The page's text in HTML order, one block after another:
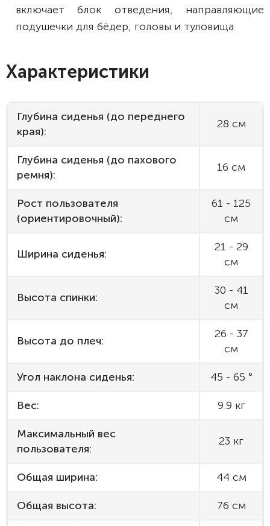
включает блок отведения, направляющие
подушечки для бёдер, головы и туловища
Характеристики
Глубина сиденья (до переднего
края):
28 см
Глубина сиденья (до пахового
ремня):
16 см
Рост пользователя
(ориентировочный):
61 - 125
см
Ширина сиденья:
21 - 29
см
Высота спинки:
30 - 41
см
Высота до плеч:
26 - 37
см
Угол наклона сиденья: 45 - 65 °
Вес: 9.9 кг
Максимальный вес
пользователя:
23 кг
Общая ширина: 44 см
Общая высота: 76 см